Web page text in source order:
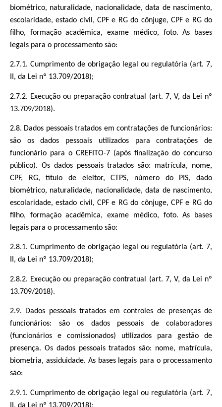
biométrico, naturalidade, nacionalidade, data de nascimento,
escolaridade, estado civil, CPF e RG do cônjuge, CPF e RG do
filho, formação acadêmica, exame médico, foto. As bases
legais para o processamento são:
2.7.1. Cumprimento de obrigação legal ou regulatória (art. 7,
II, da Lei nº 13.709/2018);
2.7.2. Execução ou preparação contratual (art. 7, V, da Lei nº
13.709/2018).
2.8. Dados pessoais tratados em contratações de funcionários:
são os dados pessoais utilizados para contratações de
funcionário para o CREFITO-7 (após finalização do concurso
público). Os dados pessoais tratados são: matrícula, nome,
CPF, RG, título de eleitor, CTPS, número do PIS, dado
biométrico, naturalidade, nacionalidade, data de nascimento,
escolaridade, estado civil, CPF e RG do cônjuge, CPF e RG do
filho, formação acadêmica, exame médico, foto. As bases
legais para o processamento são:
2.8.1. Cumprimento de obrigação legal ou regulatória (art. 7,
II, da Lei nº 13.709/2018);
2.8.2. Execução ou preparação contratual (art. 7, V, da Lei nº
13.709/2018).
2.9. Dados pessoais tratados em controles de presenças de
funcionários: são os dados pessoais de colaboradores
(funcionários e comissionados) utilizados para gestão de
presença. Os dados pessoais tratados são: nome, matrícula,
biometria, assiduidade. As bases legais para o processamento
são:
2.9.1. Cumprimento de obrigação legal ou regulatória (art. 7,
II, da Lei nº 13.709/2018);